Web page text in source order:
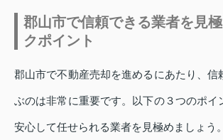
郡山市で信頼できる業者を見
クポイント
郡山市で不動産売却を進めるにあたり、信
ぶのは非常に重要です。以下の３つのポイ
安心して任せられる業者を見極めましょう。